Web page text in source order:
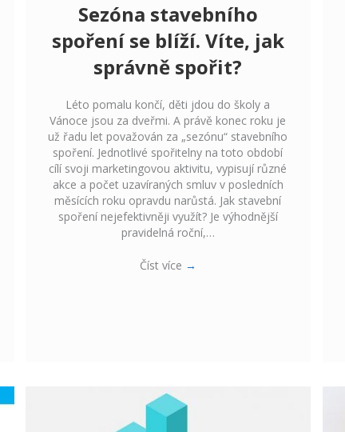
Sezóna stavebního
spoření se blíží. Víte, jak
správně spořit?
Léto pomalu končí, děti jdou do školy a
Vánoce jsou za dveřmi. A právě konec roku je
už řadu let považován za „sezónu“ stavebního
spoření. Jednotlivé spořitelny na toto období
cílí svoji marketingovou aktivitu, vypisují různé
akce a počet uzavíraných smluv v posledních
měsících roku opravdu narůstá. Jak stavební
spoření nejefektivněji využít? Je výhodnější
pravidelná roční,…
Číst více →